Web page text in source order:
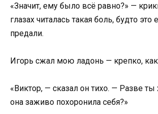
«Значит, ему было всё равно?» —
глазах читалась такая боль, будто это
предали.
Игорь сжал мою ладонь — крепко, как
«Виктор, — сказал он тихо. — Разве
она заживо похоронила себя?»